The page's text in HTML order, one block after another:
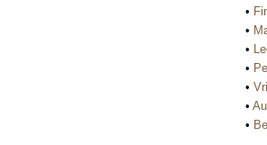
•
•
•
•
•
•
•